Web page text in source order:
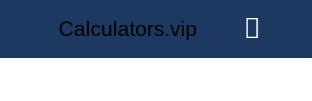
Calculators.vip